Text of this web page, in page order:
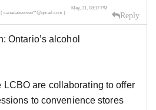
( canadanewseo**@gmail.com )
May, 31, 08:17 PM
Reply
Ontario’s alcohol
LCBO are collaborating to offer
to convenience stores